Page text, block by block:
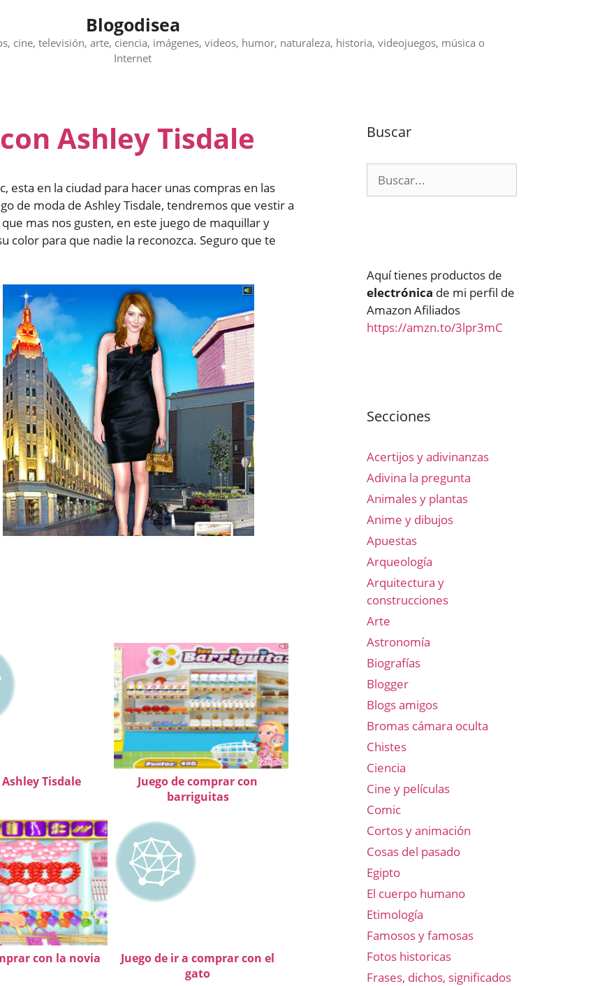
Blogodisea
cine, televisión, arte, ciencia, imágenes, videos, humor, naturaleza, historia, videojuegos, música o
Internet
Ashley Tisdale
esta en la ciudad para hacer unas compras en las
de moda de Ashley Tisdale, tendremos que vestir a
mas nos gusten, en este juego de maquillar y
color para que nadie la reconozca. Seguro que te
Tisdale
Juego de comprar con
barriguitas
con la novia
Juego de ir a comprar con el
gato
Buscar
Aquí tienes productos de
electrónica de mi perfil de
Amazon Afiliados
https://amzn.to/3lpr3mC
Secciones
Acertijos y adivinanzas
Adivina la pregunta
Animales y plantas
Anime y dibujos
Apuestas
Arqueología
Arquitectura y
construcciones
Arte
Astronomía
Biografías
Blogger
Blogs amigos
Bromas cámara oculta
Chistes
Ciencia
Cine y películas
Comic
Cortos y animación
Cosas del pasado
Egipto
El cuerpo humano
Etimología
Famosos y famosas
Fotos historicas
Frases, dichos, significados